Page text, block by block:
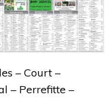
– Court –
– Perrefitte –